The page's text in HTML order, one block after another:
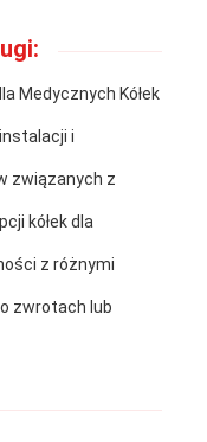
Medycznych Kółek
i
związanych z
kółek dla
z różnymi
zwrotach lub